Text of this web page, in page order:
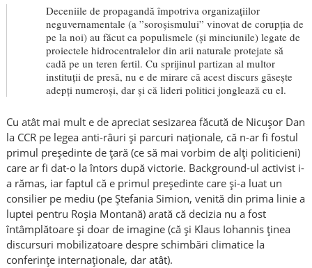
Deceniile de propagandă împotriva organizațiilor
neguvernamentale (a ”soroșismului” vinovat de corupția de
pe la noi) au făcut ca populismele (și minciunile) legate de
proiectele hidrocentralelor din arii naturale protejate să
cadă pe un teren fertil. Cu sprijinul partizan al multor
instituții de presă, nu e de mirare că acest discurs găsește
adepți numeroși, dar și că lideri politici jonglează cu el.
Cu atât mai mult e de apreciat sesizarea făcută de Nicușor Dan
la CCR pe legea anti-râuri și parcuri naționale, că n-ar fi fostul
primul președinte de țară (ce să mai vorbim de alți politicieni)
care ar fi dat-o la întors după victorie. Background-ul activist i-
a rămas, iar faptul că e primul președinte care și-a luat un
consilier pe mediu (pe Ștefania Simion, venită din prima linie a
luptei pentru Roșia Montană) arată că decizia nu a fost
întâmplătoare și doar de imagine (că și Klaus Iohannis ținea
discursuri mobilizatoare despre schimbări climatice la
conferințe internaționale, dar atât).